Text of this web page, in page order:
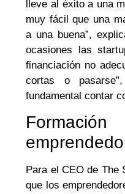
lleve al éxito a una
muy fácil que una
a una buena”,
ocasiones las
financiación no
cortas o
fundamental contar
Para el CEO de The
que los